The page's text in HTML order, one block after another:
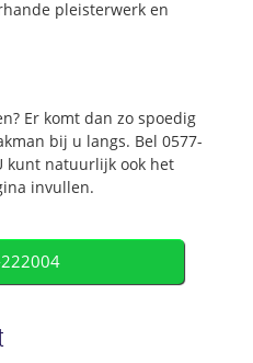
pleisterwerk en
Er komt dan zo spoedig
bij u langs. Bel 0577-
kunt natuurlijk ook het
invullen.